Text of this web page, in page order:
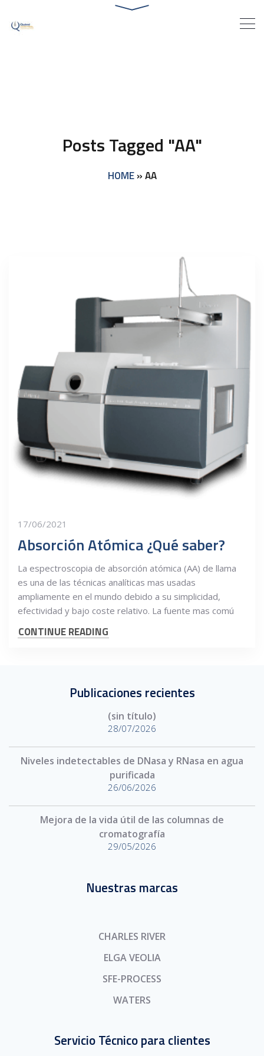
Posts Tagged "AA"
HOME»AA
17/06/2021
Absorción Atómica ¿Qué saber?
La espectroscopia de absorción atómica (AA) de llama
es una de las técnicas analíticas mas usadas
ampliamente en el mundo debido a su simplicidad,
efectividad y bajo coste relativo. La fuente mas comú
CONTINUE READING
Publicaciones recientes
(sin título)
28/07/2026
Niveles indetectables de DNasa y RNasa en agua
purificada
26/06/2026
Mejora de la vida útil de las columnas de
cromatografía
29/05/2026
Nuestras marcas
CHARLES RIVER
ELGA VEOLIA
SFE-PROCESS
WATERS
Servicio Técnico para clientes